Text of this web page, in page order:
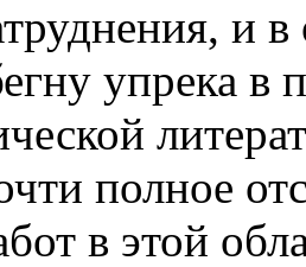
и
упрека
полное
в этой